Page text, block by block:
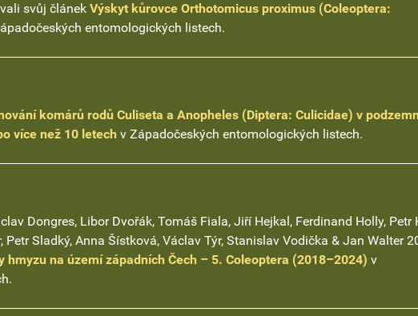
svůj článek Výskyt kůrovce Orthotomicus proximus (Coleoptera:
entomologických listech.
komárů rodů Culiseta a Anopheles (Diptera: Culicidae) v
více než 10 letech v Západočeských entomologických listech.
Dongres, Libor Dvořák, Tomáš Fiala, Jiří Hejkal, Ferdinand Holly, Petr
Sladký, Anna Šístková, Václav Týr, Stanislav Vodička & Jan Walter
hmyzu na území západních Čech – 5. Coleoptera (2018–2024) v